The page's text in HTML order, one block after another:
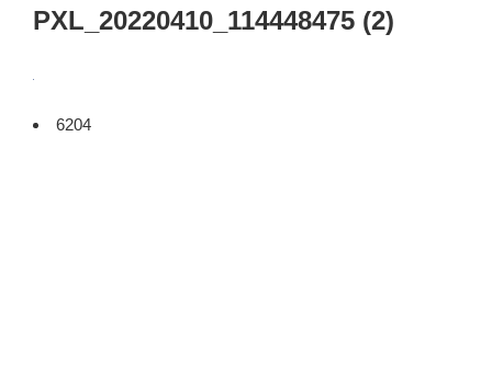
PXL_20220410_114448475 (2)
6204